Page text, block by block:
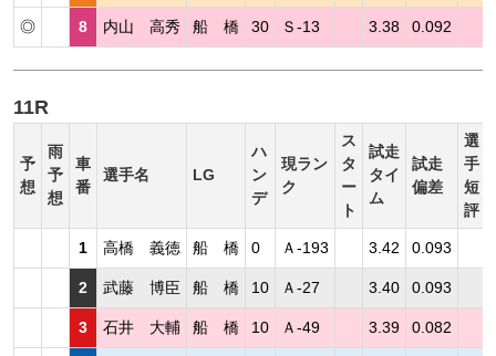
◎ 8 内山 高秀 船 橋 30 Ｓ-13 3.38 0.092
11R
予
想
雨
予
想
車
番
選手名 LG
ハ
ン
デ
現ラン
ク
ス
タ
ー
ト
試走
タイ
ム
試走
偏差
選
手
短
評
1 高橋 義徳 船 橋 0 Ａ-193 3.42 0.093
2 武藤 博臣 船 橋 10 Ａ-27 3.40 0.093
3 石井 大輔 船 橋 10 Ａ-49 3.39 0.082